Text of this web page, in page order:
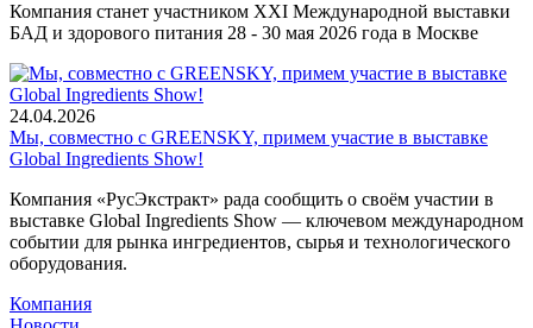
Компания станет участником XXI Международной выставки
БАД и здорового питания 28 - 30 мая 2026 года в Москве
24.04.2026
Мы, совместно с GREENSKY, примем участие в выставке
Global Ingredients Show!
Компания «РусЭкстракт» рада сообщить о своём участии в
выставке Global Ingredients Show — ключевом международном
событии для рынка ингредиентов, сырья и технологического
оборудования.
Компания